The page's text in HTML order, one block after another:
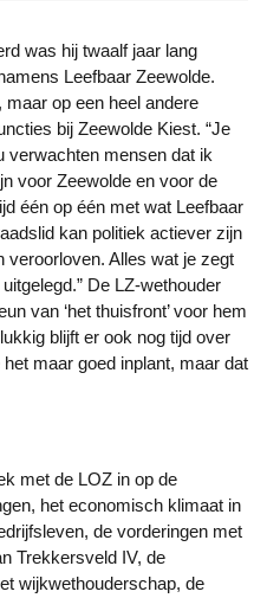
Leefbaar Zeewolde.
op een heel andere
bij Zeewolde Kiest. “Je
verwachten mensen dat ik
voor Zeewolde en voor de
één op één met wat Leefbaar
kan politiek actiever zijn
veroorloven. Alles wat je zegt
De LZ-wethouder
van ‘het thuisfront’ voor hem
blijft er ook nog tijd over
maar goed inplant, maar dat
het economisch klimaat in
de vorderingen met
Trekkersveld IV, de
wijkwethouderschap, de